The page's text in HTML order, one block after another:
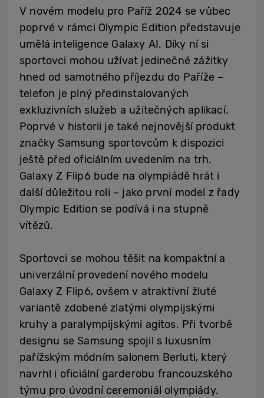
V novém modelu pro Paříž 2024 se vůbec
poprvé v rámci Olympic Edition představuje
umělá inteligence Galaxy AI. Díky ní si
sportovci mohou užívat jedinečné zážitky
hned od samotného příjezdu do Paříže –
telefon je plný předinstalovaných
exkluzivních služeb a užitečných aplikací.
Poprvé v historii je také nejnovější produkt
značky Samsung sportovcům k dispozici
ještě před oficiálním uvedením na trh.
Galaxy Z Flip6 bude na olympiádě hrát i
další důležitou roli – jako první model z řady
Olympic Edition se podívá i na stupně
vítězů.
Sportovci se mohou těšit na kompaktní a
univerzální provedení nového modelu
Galaxy Z Flip6, ovšem v atraktivní žluté
variantě zdobené zlatými olympijskými
kruhy a paralympijskými agitos. Při tvorbě
designu se Samsung spojil s luxusním
pařížským módním salonem Berluti, který
navrhl i oficiální garderobu francouzského
týmu pro úvodní ceremoniál olympiády.